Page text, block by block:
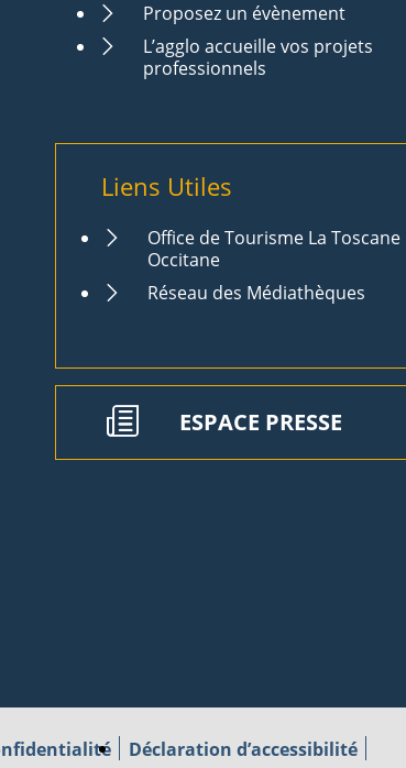
Proposez un évènement
L’agglo accueille vos projets
professionnels
Liens Utiles
Office de Tourisme La Toscane
Occitane
Réseau des Médiathèques
ESPACE PRESSE
Déclaration d’accessibilité